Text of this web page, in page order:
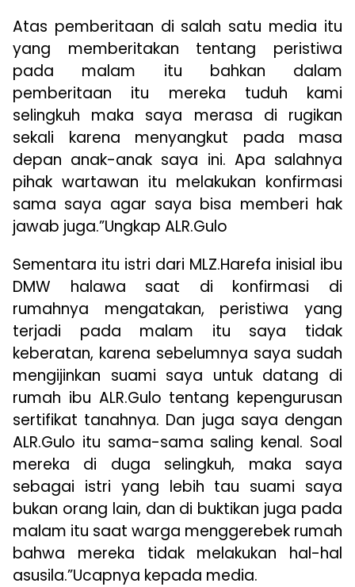
Atas pemberitaan di salah satu media itu
yang memberitakan tentang peristiwa
pada malam itu bahkan dalam
pemberitaan itu mereka tuduh kami
selingkuh maka saya merasa di rugikan
sekali karena menyangkut pada masa
depan anak-anak saya ini. Apa salahnya
pihak wartawan itu melakukan konfirmasi
sama saya agar saya bisa memberi hak
jawab juga.”Ungkap ALR.Gulo
Sementara itu istri dari MLZ.Harefa inisial ibu
DMW halawa saat di konfirmasi di
rumahnya mengatakan, peristiwa yang
terjadi pada malam itu saya tidak
keberatan, karena sebelumnya saya sudah
mengijinkan suami saya untuk datang di
rumah ibu ALR.Gulo tentang kepengurusan
sertifikat tanahnya. Dan juga saya dengan
ALR.Gulo itu sama-sama saling kenal. Soal
mereka di duga selingkuh, maka saya
sebagai istri yang lebih tau suami saya
bukan orang lain, dan di buktikan juga pada
malam itu saat warga menggerebek rumah
bahwa mereka tidak melakukan hal-hal
asusila.”Ucapnya kepada media.